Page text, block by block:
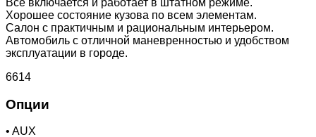
Хорошее состояние кузова по всем элементам.
Салон с практичным и рациональным интерьером.
Автомобиль с отличной маневренностью и удобством
эксплуатации в городе.
6614
Опции
• AUX